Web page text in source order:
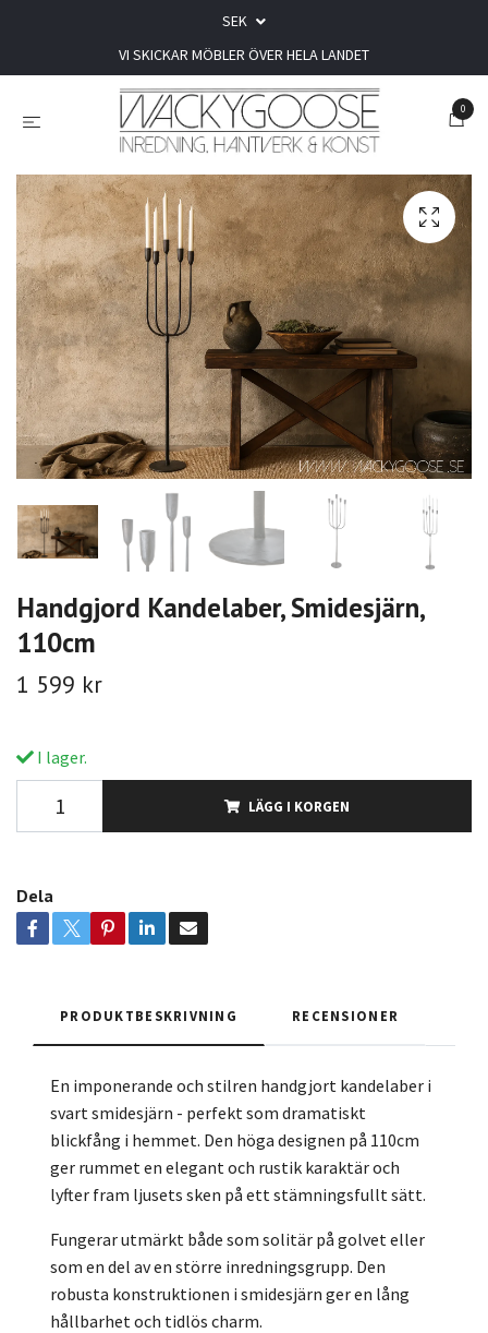
SEK
VI SKICKAR MÖBLER ÖVER HELA LANDET
0
Handgjord Kandelaber, Smidesjärn,
110cm
1 599 kr
I lager.
LÄGG I KORGEN
Dela
PRODUKTBESKRIVNING RECENSIONER
En imponerande och stilren handgjort kandelaber i
svart smidesjärn - perfekt som dramatiskt
blickfång i hemmet. Den höga designen på 110cm
ger rummet en elegant och rustik karaktär och
lyfter fram ljusets sken på ett stämningsfullt sätt.
Fungerar utmärkt både som solitär på golvet eller
som en del av en större inredningsgrupp. Den
robusta konstruktionen i smidesjärn ger en lång
hållbarhet och tidlös charm.